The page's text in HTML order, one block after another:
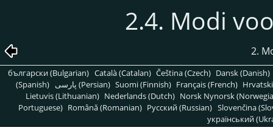
2.4. Modi
2.
български (Bulgarian) Català (Catalan) Čeština (Czech) Dansk (Danish)
(Spanish)
پارسی (Persian) Suomi (Finnish) Français (French)
Lietuvis (Lithuanian) Nederlands (Dutch) Norsk Nynorsk
Portuguese) Română (Romanian) Pусский (Russian) Slovenčina
український